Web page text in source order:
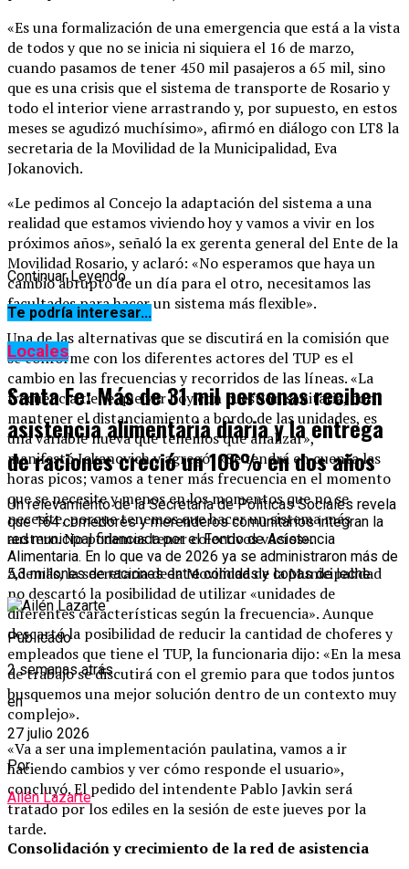
«Es una formalización de una emergencia que está a la vista
de todos y que no se inicia ni siquiera el 16 de marzo,
cuando pasamos de tener 450 mil pasajeros a 65 mil, sino
que es una crisis que el sistema de transporte de Rosario y
todo el interior viene arrastrando y, por supuesto, en estos
meses se agudizó muchísimo», afirmó en diálogo con LT8 la
secretaria de la Movilidad de la Municipalidad, Eva
Jokanovich.
«Le pedimos al Concejo la adaptación del sistema a una
realidad que estamos viviendo hoy y vamos a vivir en los
próximos años», señaló la ex gerenta general del Ente de la
Movilidad Rosario, y aclaró: «No esperamos que haya un
cambio abrupto de un día para el otro, necesitamos las
facultades para hacer un sistema más flexible».
Una de las alternativas que se discutirá en la comisión que
se conforme con los diferentes actores del TUP es el
cambio en las frecuencias y recorridos de las líneas. «La
frecuencia tiene que ver hoy con cuestión sanitaria, con
mantener el distanciamiento a bordo de las unidades, es
una variable nueva que tenemos que analizar»,
manifestó Jokanovich y agregó: «Se tendrá en cuenta las
horas picos; vamos a tener más frecuencia en el momento
que se necesite y menos en los momentos que no se
necesite, porque tenemos que hacer un sistema más
austero. No podemos tener colectivos vacíos».
Además, la secretaria de la Movilidad de la Municipalidad
no descartó la posibilidad de utilizar «unidades de
diferentes características según la frecuencia». Aunque
descartó la posibilidad de reducir la cantidad de choferes y
empleados que tiene el TUP, la funcionaria dijo: «En la mesa
de trabajo se discutirá con el gremio para que todos juntos
busquemos una mejor solución dentro de un contexto muy
complejo».
«Va a ser una implementación paulatina, vamos a ir
haciendo cambios y ver cómo responde el usuario»,
concluyó. El pedido del intendente Pablo Javkin será
tratado por los ediles en la sesión de este jueves por la
tarde.
Continuar Leyendo
Te podría interesar...
Locales
Santa Fe: Más de 31 mil personas reciben
asistencia alimentaria diaria y la entrega
de raciones creció un 106% en dos años
Un relevamiento de la Secretaría de Políticas Sociales revela
que 164 comedores y merenderos comunitarios integran la
red municipal financiada por el Fondo de Asistencia
Alimentaria. En lo que va de 2026 ya se administraron más de
5,3 millones de raciones entre comidas y copas de leche.
Publicado
2 semanas atrás
en
27 julio 2026
Por
Ailén Lazarte
Consolidación y crecimiento de la red de asistencia